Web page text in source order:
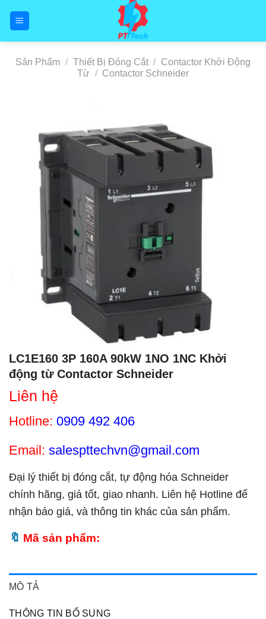
Sản Phẩm / Thiết Bị Đóng Cắt / Contactor Khởi Động
Từ / Contactor Schneider
LC1E160 3P 160A 90kW 1NO 1NC Khởi
động từ Contactor Schneider
Liên hệ
Hotline: 0909 492 406
Email: salespttechvn@gmail.com
Đại lý thiết bị đóng cắt, tự động hóa Schneider
chính hãng, giá tốt, giao nhanh. Liên hệ Hotline để
nhận báo giá, và thông tin khác của sản phẩm.
Mã sản phẩm:
MÔ TẢ
THÔNG TIN BỔ SUNG